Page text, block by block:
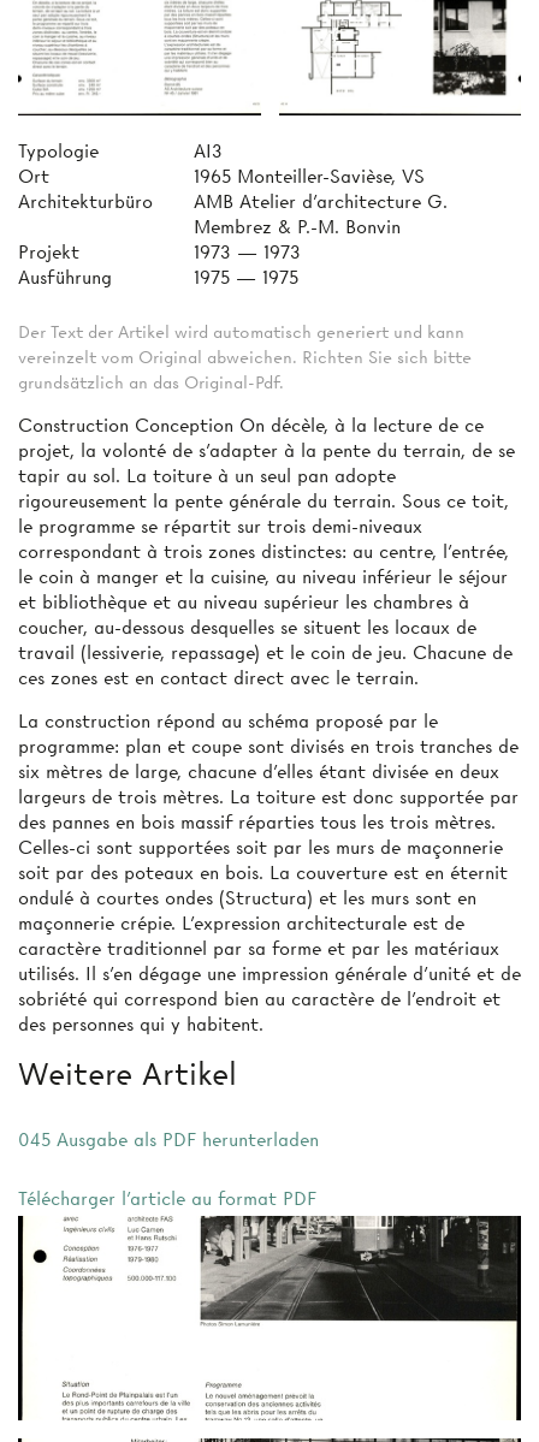
Typologie
AI3
Ort
1965 Monteiller-Savièse, VS
Architekturbüro
AMB Atelier d'architecture G.
Membrez & P.-M. Bonvin
Projekt
1973 — 1973
Ausführung
1975 — 1975
Der Text der Artikel wird automatisch generiert und kann
vereinzelt vom Original abweichen. Richten Sie sich bitte
grundsätzlich an das Original-Pdf.
Construction Conception On décèle, à la lecture de ce
projet, la volonté de s’adapter à la pente du terrain, de se
tapir au sol. La toiture à un seul pan adopte
rigoureusement la pente générale du terrain. Sous ce toit,
le programme se répartit sur trois demi-niveaux
correspondant à trois zones distinctes: au centre, l'entrée,
le coin à manger et la cuisine, au niveau inférieur le séjour
et bibliothèque et au niveau supérieur les chambres à
coucher, au-dessous desquelles se situent les locaux de
travail (lessiverie, repassage) et le coin de jeu. Chacune de
ces zones est en contact direct avec le terrain.
La construction répond au schéma proposé par le
programme: plan et coupe sont divisés en trois tranches de
six mètres de large, chacune d’elles étant divisée en deux
largeurs de trois mètres. La toiture est donc supportée par
des pannes en bois massif réparties tous les trois mètres.
Celles-ci sont supportées soit par les murs de maçonnerie
soit par des poteaux en bois. La couverture est en éternit
ondulé à courtes ondes (Structura) et les murs sont en
maçonnerie crépie. L'expression architecturale est de
caractère traditionnel par sa forme et par les matériaux
utilisés. Il s’en dégage une impression générale d'unité et de
sobriété qui correspond bien au caractère de l’endroit et
des personnes qui y habitent.
Weitere Artikel
045 Ausgabe als PDF herunterladen
Télécharger l'article au format PDF